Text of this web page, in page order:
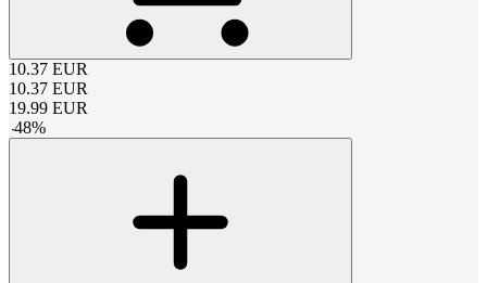
10.37 EUR
10.37 EUR
19.99 EUR
-48%